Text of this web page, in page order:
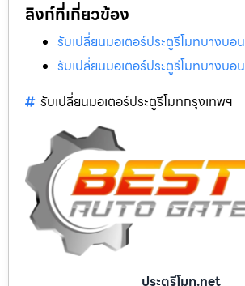
ลิงก์ที่เกี่ยวข้อง
รับเปลี่ยนมอเตอร์ประตูรีโมทบางบอน
รับเปลี่ยนมอเตอร์ประตูรีโมทบางบอน
รับเปลี่ยนมอเตอร์ประตูรีโมทกรุงเทพฯ
ประตูรีโมท.net